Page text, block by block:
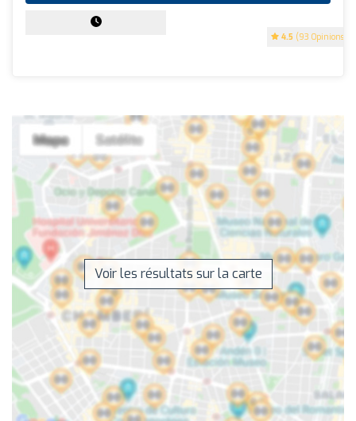
4.5 (93 Opinions)
Voir les résultats sur la carte